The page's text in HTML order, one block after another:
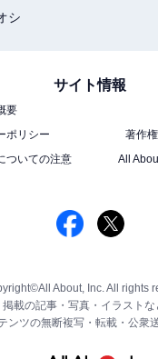
シ
サイト情報
要
ポリシー
著作
ついての注意
All
About, Inc. All rights
掲載の記事・写真・イラストな
ンツの無断複写・転載・公衆